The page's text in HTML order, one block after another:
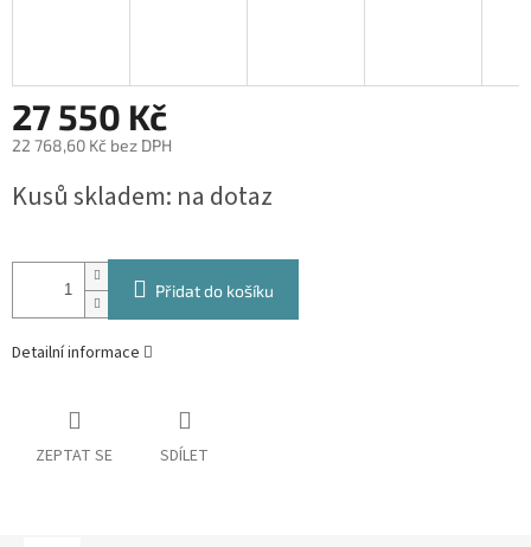
27 550 Kč
22 768,60 Kč bez DPH
cena:
Kusů skladem: na dotaz
Přidat do košíku
Detailní informace
ZEPTAT SE SDÍLET